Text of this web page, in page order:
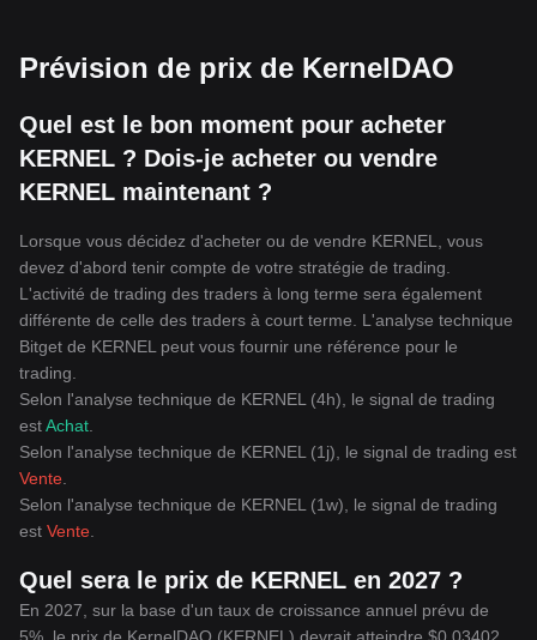
Prévision de prix de KernelDAO
Quel est le bon moment pour acheter
KERNEL ? Dois-je acheter ou vendre
KERNEL maintenant ?
Lorsque vous décidez d'acheter ou de vendre KERNEL, vous
devez d'abord tenir compte de votre stratégie de trading.
L'activité de trading des traders à long terme sera également
différente de celle des traders à court terme. L'analyse technique
Bitget de KERNEL peut vous fournir une référence pour le
trading.
Selon l'analyse technique de KERNEL (4h), le signal de trading
estAchat
Selon l'analyse technique de KERNEL (1j), le signal de trading est
Vente
Selon l'analyse technique de KERNEL (1w), le signal de trading
est Vente
Quel sera le prix de KERNEL en 2027 ?
En 2027, sur la base d'un taux de croissance annuel prévu de